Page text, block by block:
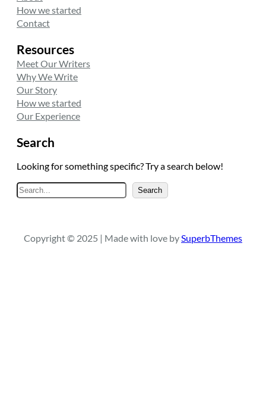
How we started
Contact
Resources
Meet Our Writers
Why We Write
Our Story
How we started
Our Experience
Search
Looking for something specific? Try a search below!
A
r
Search
Copyright © 2025 | Made with love bySuperbThemes